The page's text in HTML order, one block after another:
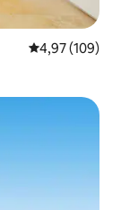
Priemerné
4,97 (109)